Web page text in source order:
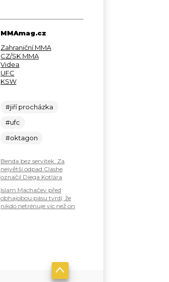
MMAmag.cz
Zahraniční MMA
CZ/SK MMA
Videa
UFC
KSW
#jiří procházka
#ufc
#oktagon
Benda bez servítek. Za
největší odpad Clashe
označil Diega Kotlára
Islam Machačev před
obhajobou pásu tvrdí, že
nikdo netrénuje víc než on